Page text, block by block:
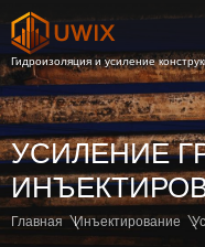
УСИЛЕНИЕ
Главная Инъектирование